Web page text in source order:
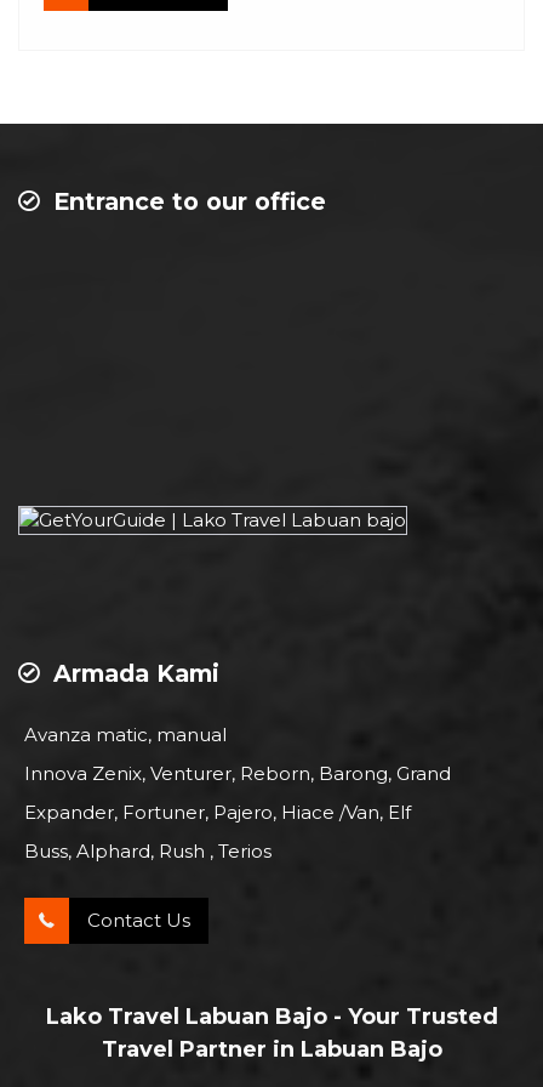
Entrance to our office
Armada Kami
Avanza matic, manual
Innova Zenix, Venturer, Reborn, Barong, Grand
Expander, Fortuner, Pajero, Hiace /Van, Elf
Buss, Alphard, Rush , Terios
Contact Us
Lako Travel Labuan Bajo - Your Trusted
Travel Partner in Labuan Bajo